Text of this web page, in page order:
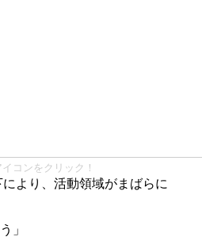
コンをクリック！
より、活動領域がまばらに
」